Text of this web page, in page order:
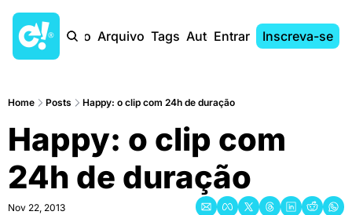
Início Arquivo Tags AutoresEntrar Inscreva-se
Home Posts Happy: o clip com 24h de duração
Happy: o clip com
24h de duração
Nov 22, 2013